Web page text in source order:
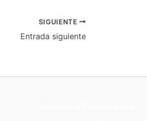
SIGUIENTE
Entrada siguiente